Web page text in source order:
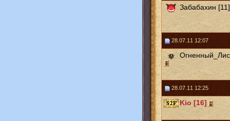
Забабахин [11]
28.07.11 12:07
28.07.11 12:25
Kio [16]